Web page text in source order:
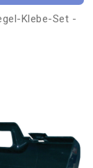
Klebe-Set -